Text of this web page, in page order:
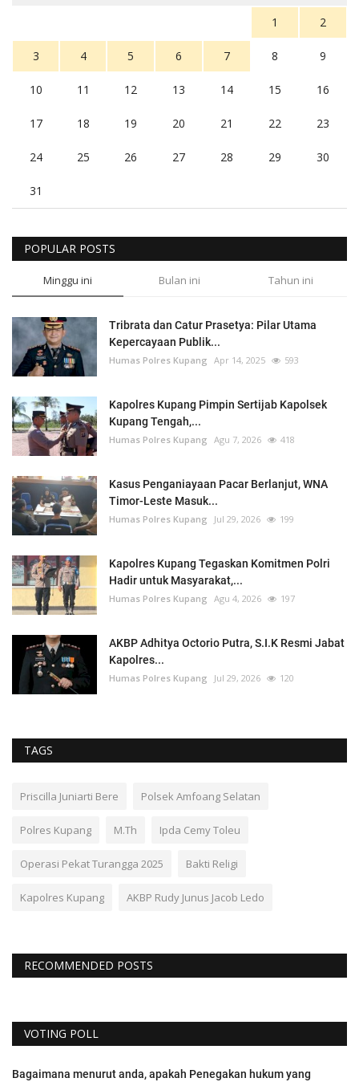
1
2
3 4 5 6 7 8 9
10 11 12 13 14 15 16
17 18 19 20 21 22 23
24 25 26 27 28 29 30
31
POPULAR POSTS
Minggu ini Bulan ini Tahun ini
Tribrata dan Catur Prasetya: Pilar Utama
Kepercayaan Publik...
Humas Polres Kupang Apr 14, 2025 593
Kapolres Kupang Pimpin Sertijab Kapolsek
Kupang Tengah,...
Humas Polres Kupang Agu 7, 2026 418
Kasus Penganiayaan Pacar Berlanjut, WNA
Timor-Leste Masuk...
Humas Polres Kupang Jul 29, 2026 199
Kapolres Kupang Tegaskan Komitmen Polri
Hadir untuk Masyarakat,...
Humas Polres Kupang Agu 4, 2026 197
AKBP Adhitya Octorio Putra, S.I.K Resmi Jabat
Kapolres...
Humas Polres Kupang Jul 29, 2026 120
TAGS
Priscilla Juniarti Bere Polsek Amfoang Selatan
Polres Kupang M.Th Ipda Cemy Toleu
Operasi Pekat Turangga 2025 Bakti Religi
Kapolres Kupang AKBP Rudy Junus Jacob Ledo
RECOMMENDED POSTS
VOTING POLL
Bagaimana menurut anda, apakah Penegakan hukum yang